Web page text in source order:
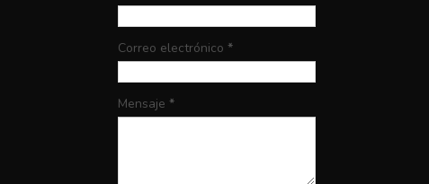
Correo electrónico *
Mensaje *